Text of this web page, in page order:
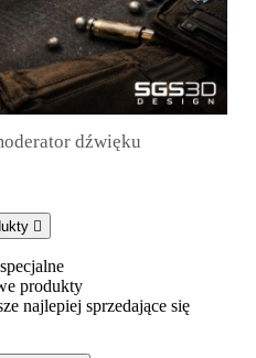
VIEW dźwięku

produkty
najlepiej sprzedające się